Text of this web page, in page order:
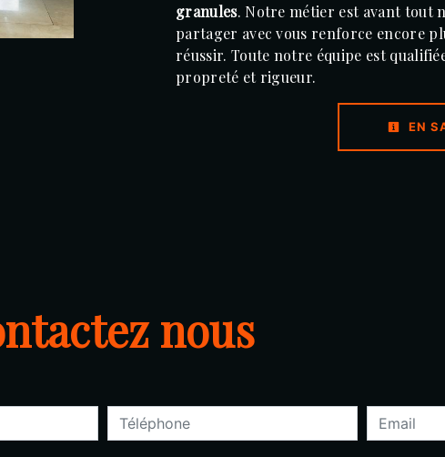
granules. Notre métier est avant tout
partager avec vous renforce encore
réussir. Toute notre équipe est
propreté et rigueur.
EN
nous